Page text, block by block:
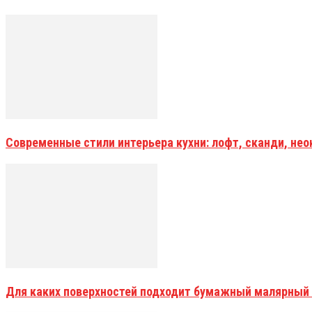
Современные стили интерьера кухни: лофт, сканди,
Для каких поверхностей подходит бумажный малярный